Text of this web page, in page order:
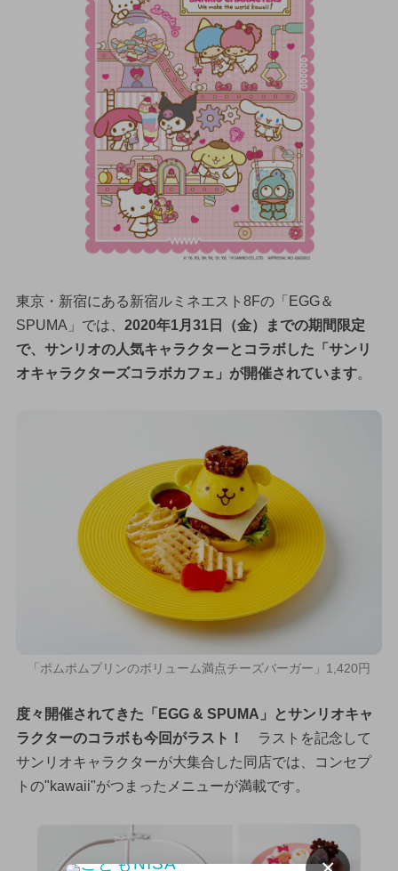
東京・新宿にある新宿ルミネエスト8Fの「EGG＆
SPUMA」では、 2020年1月31日（金）までの期間限定
で、サンリオの人気キャラクターとコラボした「サンリ
オキャラクターズコラボカフェ」が開催されています。
「ポムポムプリンのボリューム満点チーズバーガー」1,420円
度々開催されてきた「EGG & SPUMA」とサンリオキャ
ラクターのコラボも今回がラスト！
ラストを記念して
サンリオキャラクターが大集合した同店では、コンセプ
トの"kawaii"がつまったメニューが満載です。